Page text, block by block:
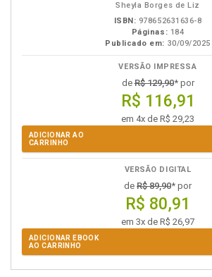
Sheyla Borges de Liz
ISBN: 978652631636-8
Páginas: 184
Publicado em: 30/09/2025
VERSÃO IMPRESSA
deR$ 129,90* por
R$ 116,91
em 4x de R$ 29,23
ADICIONAR AO
CARRINHO
VERSÃO DIGITAL
de R$ 89,90* por
R$ 80,91
em 3x de R$ 26,97
ADICIONAR EBOOK
AO CARRINHO